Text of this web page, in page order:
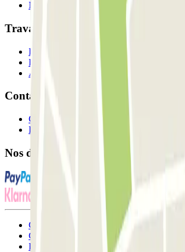
Nos parkings
Travaillons ensemble?
Professionnels
Fournisseur de parking
Affiliés
Contact
Contactez-nous
FAQ
Nos différents modes de paiement:
Conditions générales d'utilisation et contrat
Conditions d'annulation
Politique relative aux cookies